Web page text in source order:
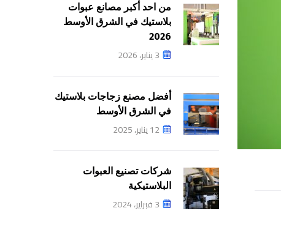
من احد أكبر مصانع عبوات
بلاستيك في الشرق الأوسط
2026
3 يناير، 2026
أفضل مصنع زجاجات بلاستيك
في الشرق الأوسط
12 يناير، 2025
شركات تصنيع العبوات
البلاستيكية
3 فبراير، 2024